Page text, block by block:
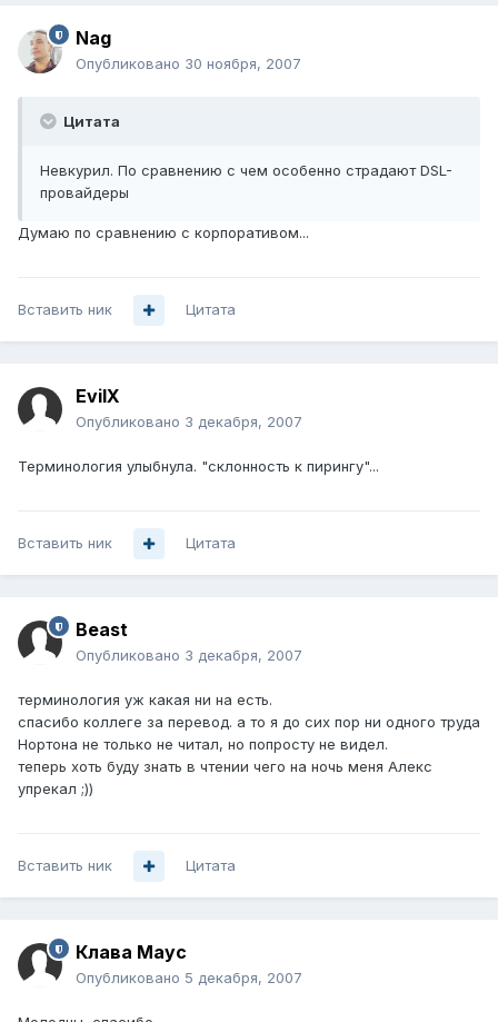
Nag
Опубликовано 30 ноября, 2007
Цитата
Невкурил. По сравнению с чем особенно страдают DSL-
провайдеры
Думаю по сравнению с корпоративом...
Вставить ник Цитата
EvilX
Опубликовано 3 декабря, 2007
Терминология улыбнула. "склонность к пирингу"...
Вставить ник Цитата
Beast
Опубликовано 3 декабря, 2007
терминология уж какая ни на есть.
спасибо коллеге за перевод. а то я до сих пор ни одного труда
Нортона не только не читал, но попросту не видел.
теперь хоть буду знать в чтении чего на ночь меня Алекс
упрекал ;))
Вставить ник Цитата
Клава Маус
Опубликовано 5 декабря, 2007